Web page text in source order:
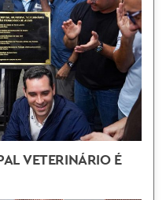
VETERINÁRIO É